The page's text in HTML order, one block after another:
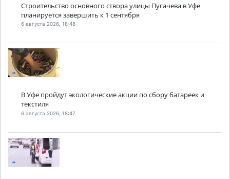
Строительство основного створа улицы Пугачева в Уфе
планируется завершить к 1 сентября
6 августа 2026, 18:48
В Уфе пройдут экологические акции по сбору батареек и
текстиля
6 августа 2026, 18:47